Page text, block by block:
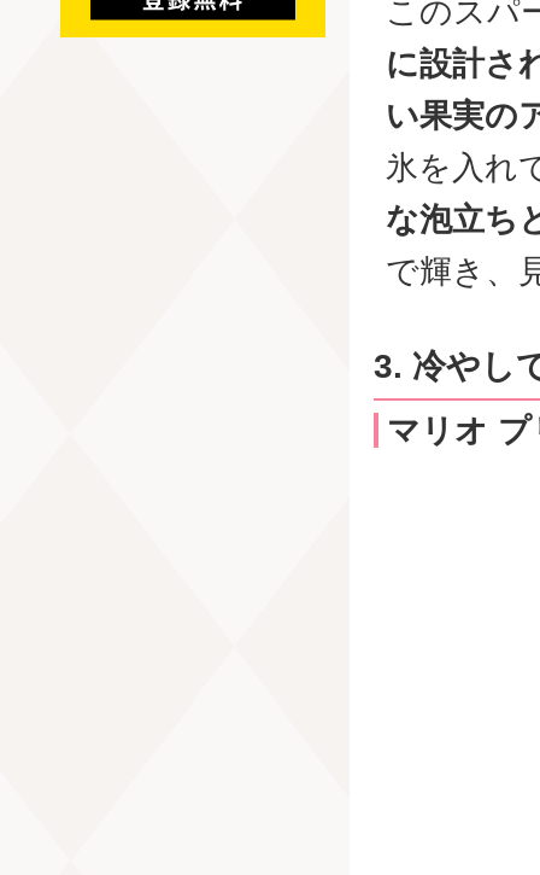
このスパ
に設計さ
い果実の
氷を入れ
な泡立ち
で輝き、
3. 冷やし
マリオ